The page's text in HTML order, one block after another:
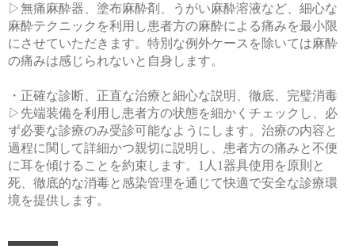
▷無痛麻酔器、塗布麻酔剤、うがい麻酔溶液など、細心な
麻酔テクニックを利用し患者方の麻酔による痛みを最小限
にさせていただきます。特別な例外ケースを除いては麻酔
の痛みは感じられないと自身します。
・正確な診断、正直な治療と細心な説明、徹底、完璧消毒
▷先端装備を利用し患者方の状態を細かくチェックし、必
ず必要な診療のみ受診可能なようにします。治療の内容と
過程に関して詳細かつ親切に説明し、患者方の痛みと不便
に耳を傾けることを約束します。1人1器具使用を原則と
死、徹底的な消毒と感染管理を通じて快適で安全な診療環
境を提供します。